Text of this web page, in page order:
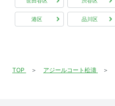
港区 品川区
TOP アジールコート松濤